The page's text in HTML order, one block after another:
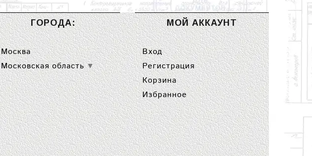
ГОРОДА:
Москва
Московская область ▼
МОЙ АККАУНТ
Вход
Регистрация
Корзина
Избранное